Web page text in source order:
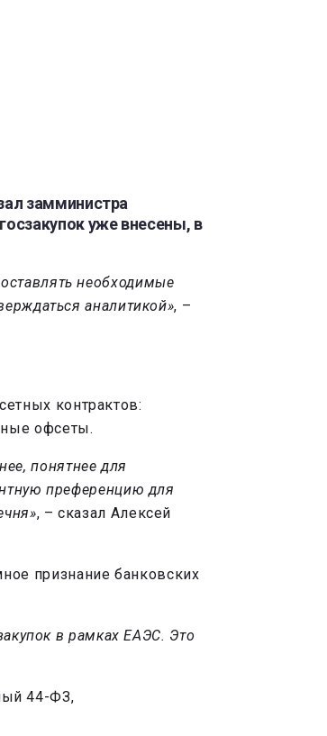
замминистра
уже внесены, в
необходимые
аналитикой», –
контрактов:
офсеты.
понятнее для
преференцию для
, – сказал Алексей
признание банковских
в рамках ЕАЭС. Это
44-ФЗ,